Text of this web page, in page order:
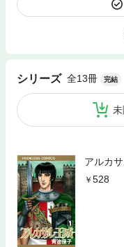
シリーズ 全13冊 完結
アルカ
528